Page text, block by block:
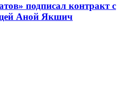
подписал контракт с
Аной Якшич